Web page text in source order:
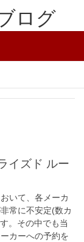
いて、各メーカ
常に不安定(数カ
。その中でも当
カーへの予約を